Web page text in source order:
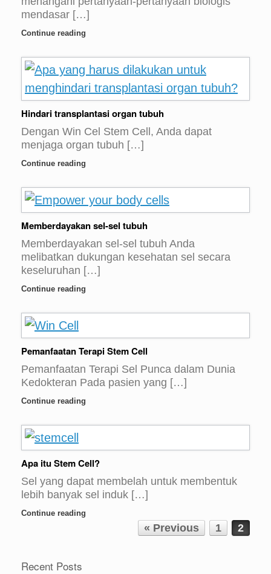
mendasar […]
Continue reading
Hindari transplantasi organ tubuh
Dengan Win Cel Stem Cell, Anda dapat
menjaga organ tubuh […]
Continue reading
Memberdayakan sel-sel tubuh
Memberdayakan sel-sel tubuh Anda
melibatkan dukungan kesehatan sel secara
keseluruhan […]
Continue reading
Pemanfaatan Terapi Stem Cell
Pemanfaatan Terapi Sel Punca dalam Dunia
Kedokteran Pada pasien yang […]
Continue reading
Apa itu Stem Cell?
Sel yang dapat membelah untuk membentuk
lebih banyak sel induk […]
Continue reading
« Previous 1 2
Recent Posts